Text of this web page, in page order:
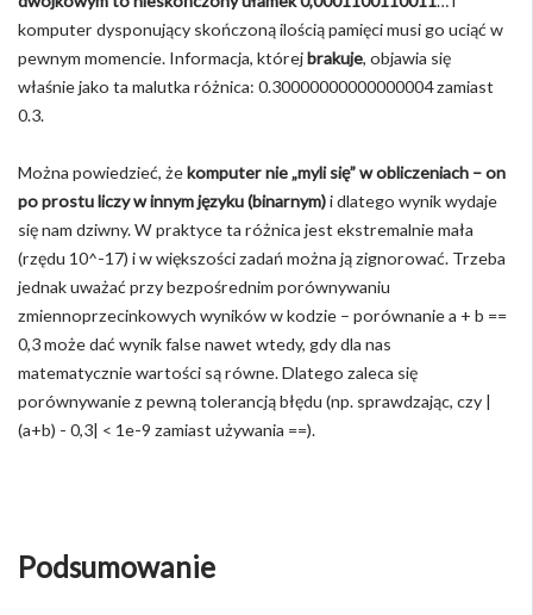
komputer dysponujący skończoną ilością pamięci musi go uciąć w
pewnym momencie. Informacja, którejbrakuje, objawia się
właśnie jako ta malutka różnica: 0.30000000000000004 zamiast
0.3.
Można powiedzieć, żekomputer nie „myli się” w obliczeniach – on
po prostu liczy w innym języku (binarnym)i dlatego wynik wydaje
się nam dziwny. W praktyce ta różnica jest ekstremalnie mała
(rzędu 10^-17) i w większości zadań można ją zignorować. Trzeba
jednak uważać przy bezpośrednim porównywaniu
zmiennoprzecinkowych wyników w kodzie – porównanie a + b ==
0,3 może dać wynik false nawet wtedy, gdy dla nas
matematycznie wartości są równe. Dlatego zaleca się
porównywanie z pewną tolerancją błędu (np. sprawdzając, czy |
(a+b) - 0,3| < 1e-9 zamiast używania ==).
Podsumowanie